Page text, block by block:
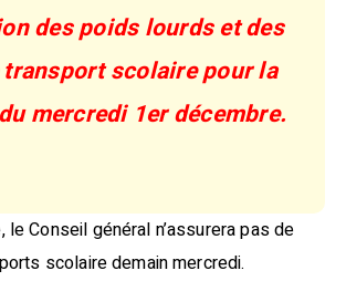
des poids lourds et des
scolaire pour la
mercredi 1er décembre.
le Conseil général n’assurera pas de
scolaire demain mercredi.